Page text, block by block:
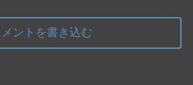
メントを書き込む